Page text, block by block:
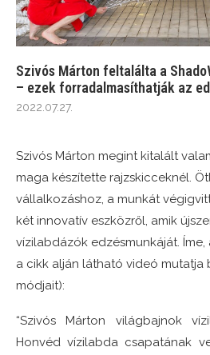
Szivós Márton feltalálta a
– ezek forradalmasíthatják az
2022.07.27.
Szivós Márton megint kitalált
maga készítette rajzskicceknél.
vállalkozáshoz, a munkát
két innovatív eszközről, amik
vízilabdázók edzésmunkáját.
a cikk alján látható videó mutatja
módjait):
“Szivós Márton világbajnok
Honvéd vízilabda csapatának